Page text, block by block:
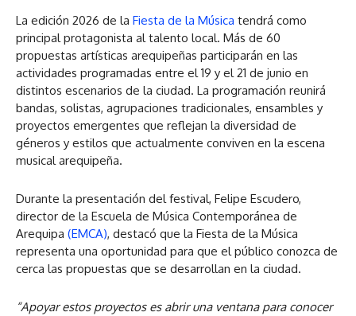
La edición 2026 de la Fiesta de la Música tendrá como
principal protagonista al talento local. Más de 60
propuestas artísticas arequipeñas participarán en las
actividades programadas entre el 19 y el 21 de junio en
distintos escenarios de la ciudad. La programación reunirá
bandas, solistas, agrupaciones tradicionales, ensambles y
proyectos emergentes que reflejan la diversidad de
géneros y estilos que actualmente conviven en la escena
musical arequipeña.
Durante la presentación del festival, Felipe Escudero,
director de la Escuela de Música Contemporánea de
Arequipa (EMCA), destacó que la Fiesta de la Música
representa una oportunidad para que el público conozca de
cerca las propuestas que se desarrollan en la ciudad.
“Apoyar estos proyectos es abrir una ventana para conocer